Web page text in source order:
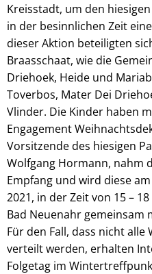
Kreisstadt, um den
in der besinnlichen Zeit
dieser Aktion beteiligten
Braasschaat, wie die
Driehoek, Heide und
Toverbos, Mater Dei
Vlinder. Die Kinder haben
Engagement
Vorsitzende des hiesigen
Wolfgang Hormann, nahm
Empfang und wird diese
2021, in der Zeit von 15 –
Bad Neuenahr gemeinsam
Für den Fall, dass nicht alle
verteilt werden, erhalten
Folgetag im